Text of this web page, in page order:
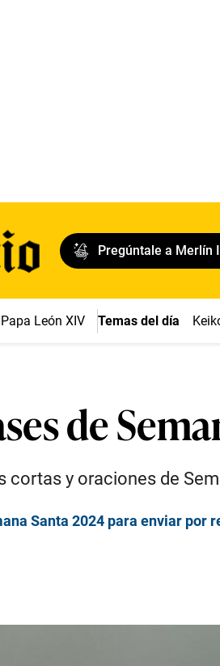
Pregúntale a Merlín
Papa León XIV Temas del día
de
cortas y oraciones de
Santa 2024 para enviar por